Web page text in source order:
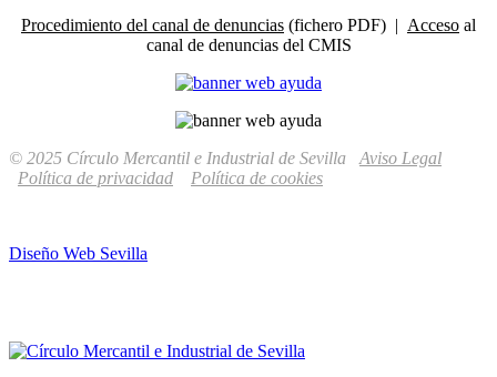
Procedimiento del canal de denuncias (fichero PDF) | Acceso al
canal de denuncias del CMIS
© 2025 Círculo Mercantil e Industrial de Sevilla Aviso Legal
Política de privacidad
Política de cookies
Diseño Web Sevilla